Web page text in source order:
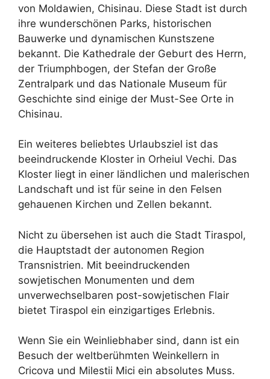
von Moldawien, Chisinau. Diese Stadt ist durch
ihre wunderschönen Parks, historischen
Bauwerke und dynamischen Kunstszene
bekannt. Die Kathedrale der Geburt des Herrn,
der Triumphbogen, der Stefan der Große
Zentralpark und das Nationale Museum für
Geschichte sind einige der Must-See Orte in
Chisinau.
Ein weiteres beliebtes Urlaubsziel ist das
beeindruckende Kloster in Orheiul Vechi. Das
Kloster liegt in einer ländlichen und malerischen
Landschaft und ist für seine in den Felsen
gehauenen Kirchen und Zellen bekannt.
Nicht zu übersehen ist auch die Stadt Tiraspol,
die Hauptstadt der autonomen Region
Transnistrien. Mit beeindruckenden
sowjetischen Monumenten und dem
unverwechselbaren post-sowjetischen Flair
bietet Tiraspol ein einzigartiges Erlebnis.
Wenn Sie ein Weinliebhaber sind, dann ist ein
Besuch der weltberühmten Weinkellern in
Cricova und Milestii Mici ein absolutes Muss.